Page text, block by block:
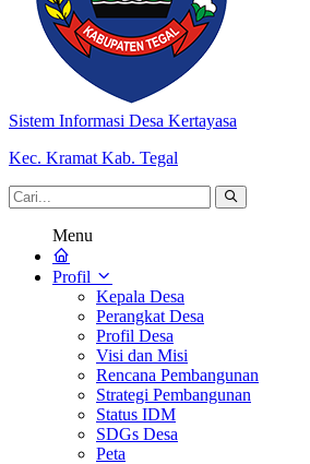
Sistem Informasi Desa Kertayasa
Kec. Kramat Kab. Tegal
Menu
Profil
Kepala Desa
Perangkat Desa
Profil Desa
Visi dan Misi
Rencana Pembangunan
Strategi Pembangunan
Status IDM
SDGs Desa
Peta